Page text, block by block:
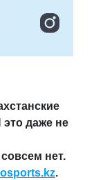
даже не
нет.
.